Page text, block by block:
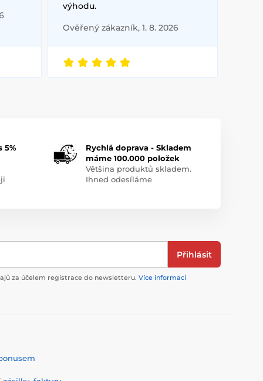
výhodu.
Ověřený zákazník, 1. 8. 2026
5%
Rychlá doprava - Skladem
máme 100.000 položek
Většina produktů skladem.
Ihned odesíláme
Přihlásit
za účelem registrace do newsletteru. Více informací